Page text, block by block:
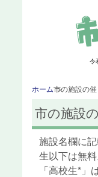
令
ホーム市の施設の催
市の施設
施設名欄に
生以下は無料
「高校生*」